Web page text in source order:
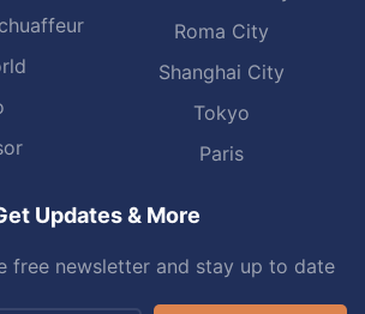
Roma City
Shanghai City
Tokyo
Paris
Updates & More
free newsletter and stay up to date